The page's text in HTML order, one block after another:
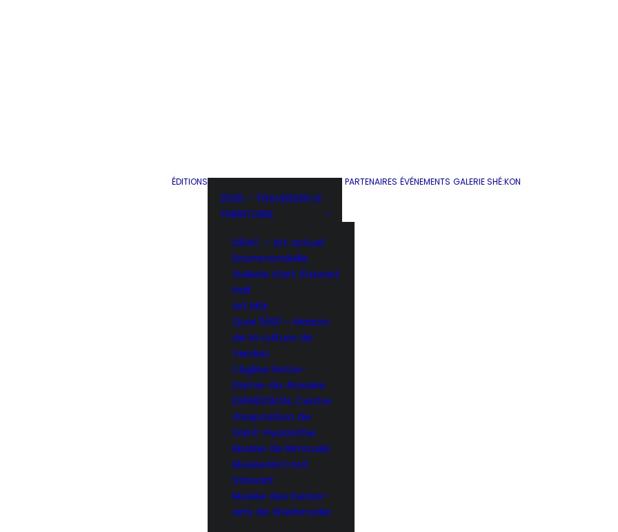
ÉDITIONS
2026 – TRAVERSER LE
TERRITOIRE
DRAC – Art actuel
Drummondville
Galerie d’art Stewart
Hall
Art Mûr
Quai 5160 – Maison
de la culture de
Verdun
L’église Notre-
Dame-du-Rosaire
EXPRESSION, Centre
d’exposition de
Saint-Hyacinthe
Musée de Rimouski
Musée McCord
Stewart
Musée des beaux-
arts de Sherbrooke
PARTENAIRES ÉVÉNEMENTS GALERIE SHÉ:KON